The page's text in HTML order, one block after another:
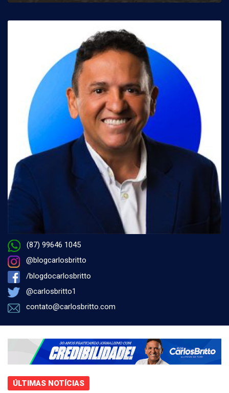
(87) 99646 1045
@blogcarlosbritto
/blogdocarlosbritto
@carlosbritto1
contato@carlosbritto.com
ÚLTIMAS NOTÍCIAS